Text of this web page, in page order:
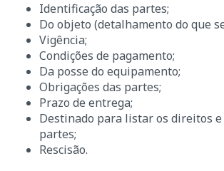
Identificação das partes;
Do objeto (detalhamento do que
Vigência;
Condições de pagamento;
Da posse do equipamento;
Obrigações das partes;
Prazo de entrega;
Destinado para listar os direitos e
partes;
Rescisão.